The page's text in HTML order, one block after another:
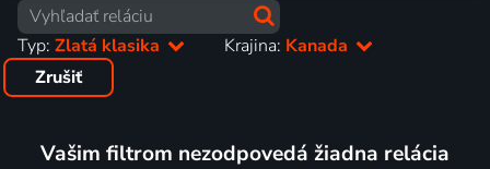
Typ: Zlatá klasika Krajina: Kanada
Zrušiť
Vašim filtrom nezodpovedá žiadna relácia